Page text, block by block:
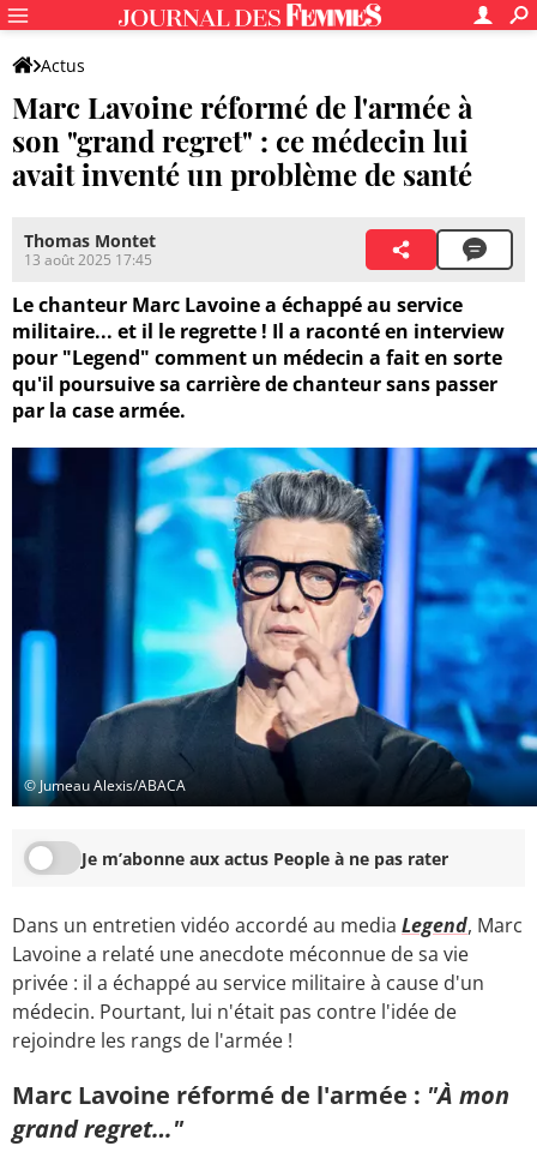
Actus
Marc Lavoine réformé de l'armée à
son "grand regret" : ce médecin lui
avait inventé un problème de santé
Thomas Montet
13 août 2025 17:45
Le chanteur Marc Lavoine a échappé au service
militaire... et il le regrette ! Il a raconté en interview
pour "Legend" comment un médecin a fait en sorte
qu'il poursuive sa carrière de chanteur sans passer
par la case armée.
© Jumeau Alexis/ABACA
Je m’abonne aux actus People à ne pas rater
Dans un entretien vidéo accordé au media Legend, Marc
Lavoine a relaté une anecdote méconnue de sa vie
privée : il a échappé au service militaire à cause d'un
médecin. Pourtant, lui n'était pas contre l'idée de
rejoindre les rangs de l'armée !
Marc Lavoine réformé de l'armée : "À mon
grand regret…"